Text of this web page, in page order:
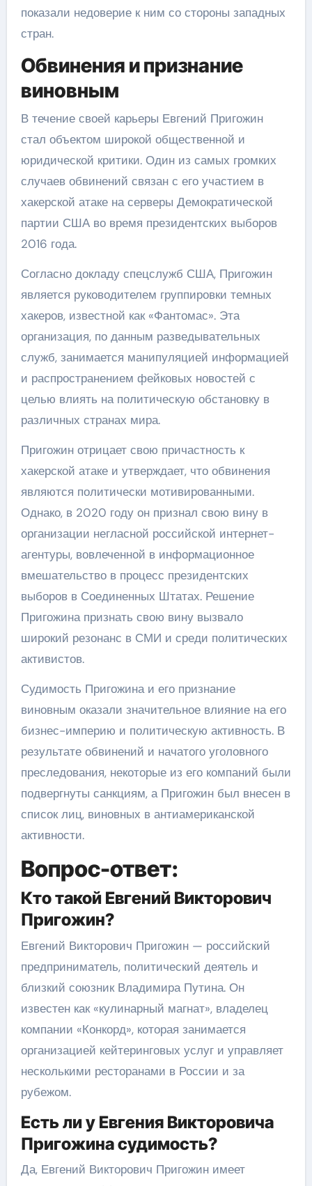
показали недоверие к ним со стороны западных
стран.
Обвинения и признание
виновным
В течение своей карьеры Евгений Пригожин
стал объектом широкой общественной и
юридической критики. Один из самых громких
случаев обвинений связан с его участием в
хакерской атаке на серверы Демократической
партии США во время президентских выборов
2016 года.
Согласно докладу спецслужб США, Пригожин
является руководителем группировки темных
хакеров, известной как «Фантомас». Эта
организация, по данным разведывательных
служб, занимается манипуляцией информацией
и распространением фейковых новостей с
целью влиять на политическую обстановку в
различных странах мира.
Пригожин отрицает свою причастность к
хакерской атаке и утверждает, что обвинения
являются политически мотивированными.
Однако, в 2020 году он признал свою вину в
организации негласной российской интернет-
агентуры, вовлеченной в информационное
вмешательство в процесс президентских
выборов в Соединенных Штатах. Решение
Пригожина признать свою вину вызвало
широкий резонанс в СМИ и среди политических
активистов.
Судимость Пригожина и его признание
виновным оказали значительное влияние на его
бизнес-империю и политическую активность. В
результате обвинений и начатого уголовного
преследования, некоторые из его компаний были
подвергнуты санкциям, а Пригожин был внесен в
список лиц, виновных в антиамериканской
активности.
Вопрос-ответ:
Кто такой Евгений Викторович
Пригожин?
Евгений Викторович Пригожин — российский
предприниматель, политический деятель и
близкий союзник Владимира Путина. Он
известен как «кулинарный магнат», владелец
компании «Конкорд», которая занимается
организацией кейтеринговых услуг и управляет
несколькими ресторанами в России и за
рубежом.
Есть ли у Евгения Викторовича
Пригожина судимость?
Да, Евгений Викторович Пригожин имеет